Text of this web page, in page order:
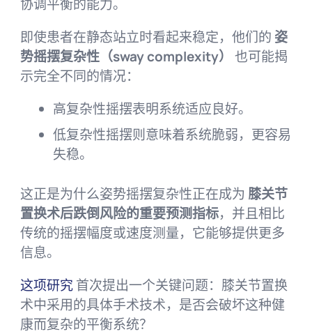
协调平衡的能力。
即使患者在静态站立时看起来稳定，他们的 姿
势摇摆复杂性（sway complexity）
也可能揭
示完全不同的情况：
高复杂性摇摆表明系统适应良好。
低复杂性摇摆则意味着系统脆弱，更容易
失稳。
这正是为什么姿势摇摆复杂性正在成为 膝关节
置换术后跌倒风险的重要预测指标，并且相比
传统的摇摆幅度或速度测量，它能够提供更多
信息。
这项研究首次提出一个关键问题：膝关节置换
术中采用的具体手术技术，是否会破坏这种健
康而复杂的平衡系统？